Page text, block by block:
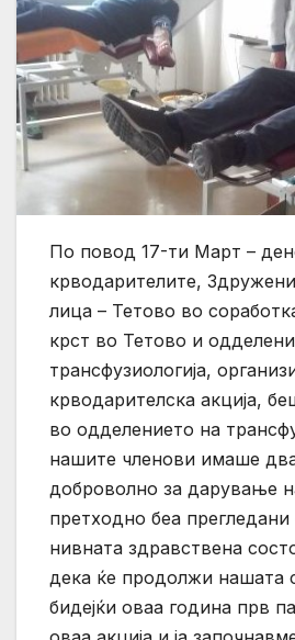
По повод 17-ти Март –
крводарителите,
лица – Тетово во
крст во Тетово и
трансфузиологија,
крводарителска акција,
во одделението на
нашите членови имаше
доброволно за дарување
претходно беа
нивната здравствена
дека ќе продолжи нашата
бидејќи оваа година прв